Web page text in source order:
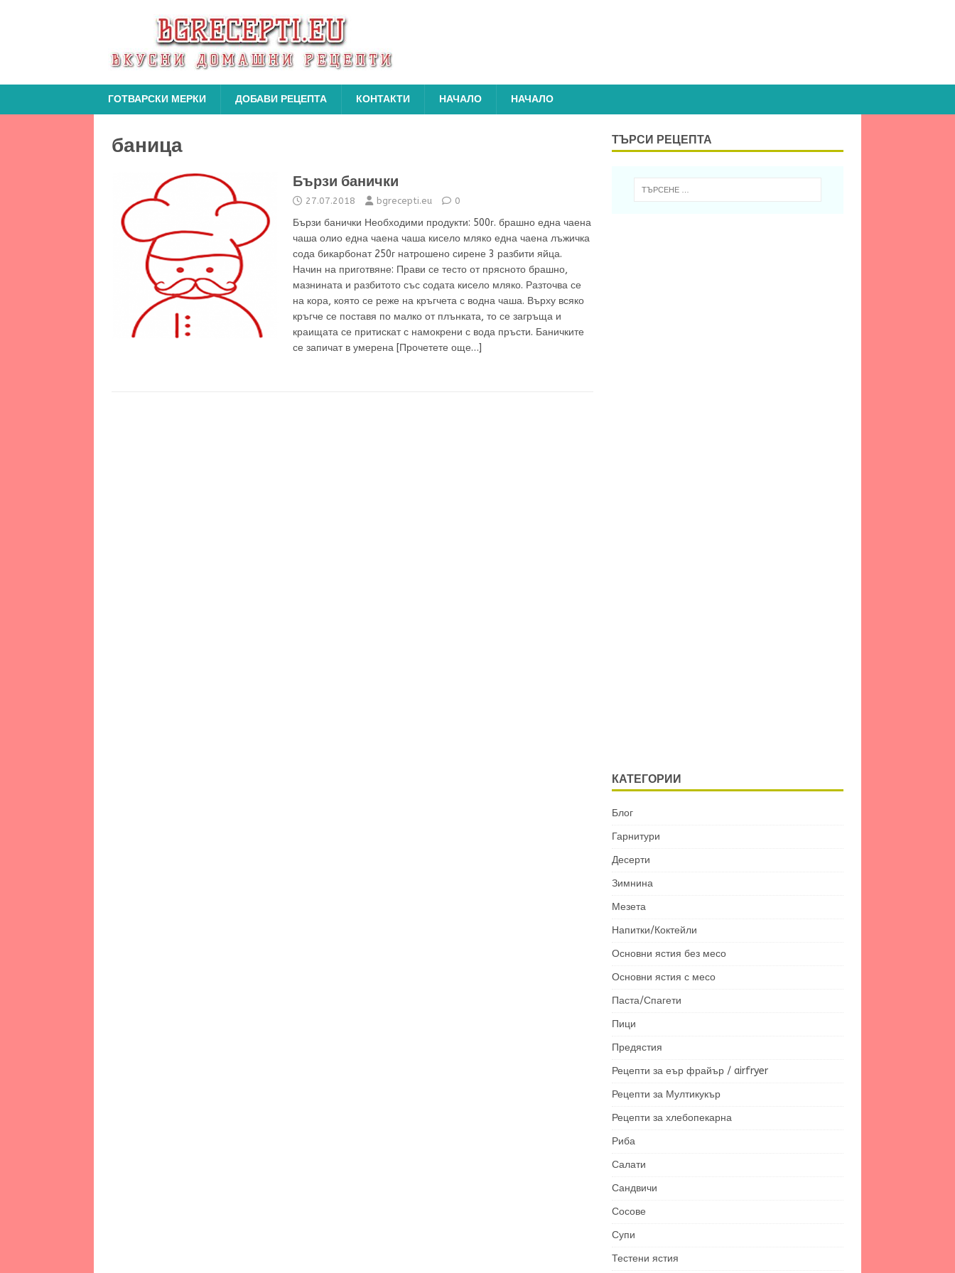
ГОТВАРСКИ МЕРКИ ДОБАВИ РЕЦЕПТА КОНТАКТИ НАЧАЛО НАЧАЛО
баница
Бързи банички
27.07.2018 bgrecepti.eu 0
Бързи банички Необходими продукти: 500г. брашно една чаена
чаша олио една чаена чаша кисело мляко една чаена лъжичка
сода бикарбонат 250г натрошено сирене 3 разбити яйца.
Начин на приготвяне: Прави се тесто от прясното брашно,
мазнината и разбитото със содата кисело мляко. Разточва се
на кора, която се реже на кръгчета с водна чаша. Върху всяко
кръгче се поставя по малко от плънката, то се загръща и
краищата се притискат с намокрени с вода пръсти. Баничките
се запичат в умерена [Прочетете още…]
ТЪРСИ РЕЦЕПТА
КАТЕГОРИИ
Блог
Гарнитури
Десерти
Зимнина
Мезета
Напитки/Коктейли
Основни ястия без месо
Основни ястия с месо
Паста/Спагети
Пици
Предястия
Рецепти за еър фрайър / airfryer
Рецепти за Мултикукър
Рецепти за хлебопекарна
Риба
Салати
Сандвичи
Сосове
Супи
Тестени ястия